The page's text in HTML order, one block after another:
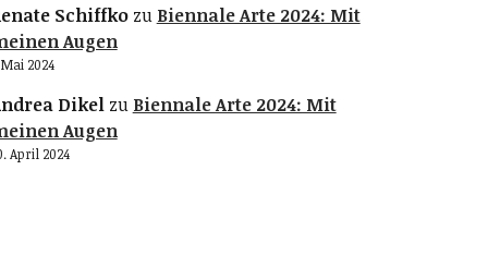
Schiffkozu Biennale Arte 2024: Mit
Augen
Mai 2024
Dikelzu Biennale Arte 2024: Mit
Augen
April 2024